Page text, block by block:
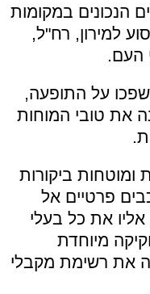
הנכונים במקומות
למירון, רח"ל,
העם.
על התופעה,
את טובי המוחות
ומוטחות ביקורות
פרטיים אל
את כל בעלי
מיוחדת
את רשימת מקבלי